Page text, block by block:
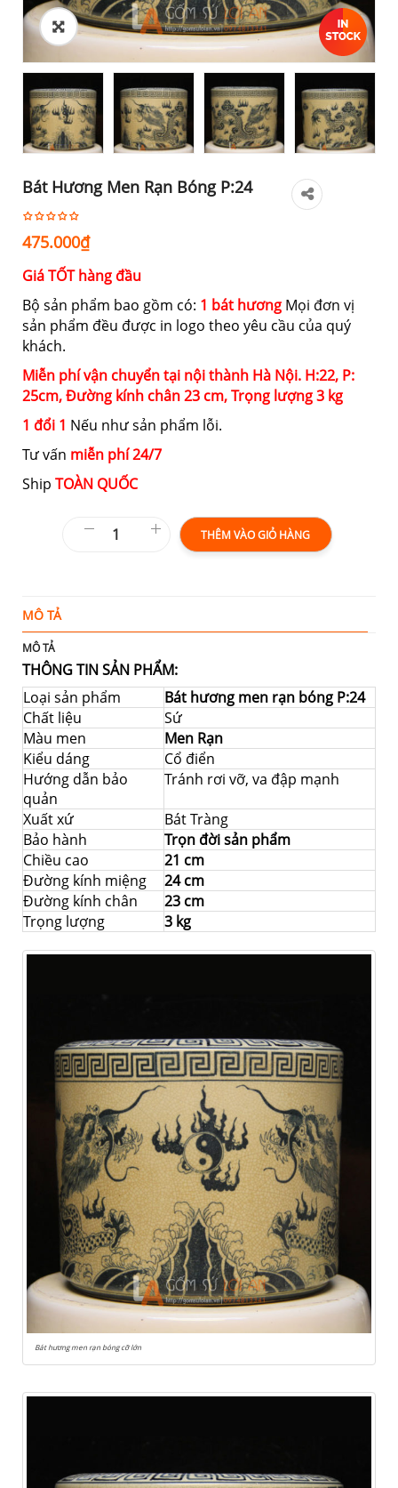
Bát Hương Men Rạn Bóng P:24
475.000₫
Giá TỐT hàng đầu
Bộ sản phẩm bao gồm có: 1 bát hương Mọi đơn vị
sản phẩm đều được in logo theo yêu cầu của quý
khách.
Miễn phí vận chuyển tại nội thành Hà Nội. H:22, P:
25cm, Đường kính chân23 cm,Trọng lượng3 kg
1 đổi 1 Nếu như sản phẩm lỗi.
Tư vấn miễn phí 24/7
Ship TOÀN QUỐC
THÊM VÀO GIỎ HÀNG
MÔ TẢ
MÔ TẢ
THÔNG TIN SẢN PHẨM:
Loại sản phẩm
Bát hương men rạn bóng P:24
Chất liệu
Sứ
Màu men
Men Rạn
Kiểu dáng
Cổ điển
Hướng dẫn bảo
quản
Tránh rơi vỡ, va đập mạnh
Xuất xứ
Bát Tràng
Bảo hành
Trọn đời sản phẩm
Chiều cao
21 cm
Đường kính miệng
24 cm
Đường kính chân
23 cm
Trọng lượng
3 kg
Bát hương men rạn bóng cỡ lớn